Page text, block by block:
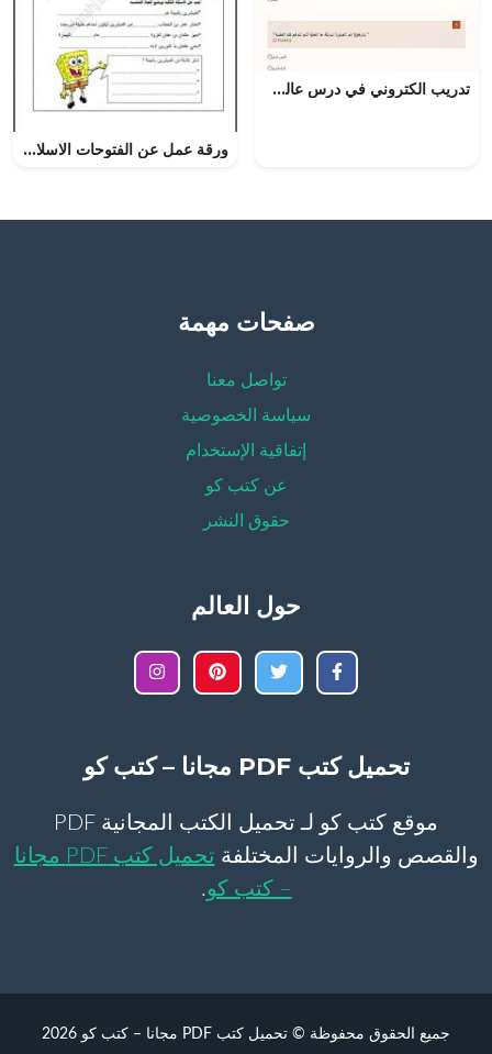
تدريب الكتروني في درس عالم الخلايا الجزء الثاني
ورقة عمل عن الفتوحات الاسلامیة في عھد الخلیفة عمر بن الخطاب رضي لله عنھ و الخلیفة عثمان بن عفان رضي لله عنھ و اختیاره (اجتماعيات) الرابع
صفحات مهمة
تواصل معنا
سياسة الخصوصية
إتفاقية الإستخدام
عن كتب كو
حقوق النشر
حول العالم
تحميل كتب PDF مجانا – كتب كو
موقع كتب كو لـ تحميل الكتب المجانية PDF
والقصص والروايات المختلفة
تحميل كتب PDF مجانا
– كتب كو.
جميع الحقوق محفوظة © تحميل كتب PDF مجانا – كتب كو 2026